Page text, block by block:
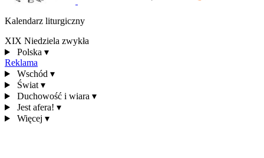
Kalendarz liturgiczny
XIX Niedziela zwykła
Polska ▾
Reklama
Wschód ▾
Świat ▾
Duchowość i wiara ▾
Jest afera! ▾
Więcej ▾